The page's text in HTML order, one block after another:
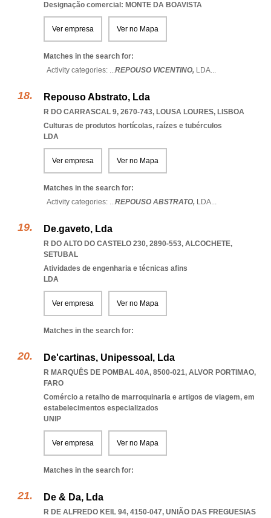
Designação comercial: MONTE DA BOAVISTA
Ver empresa Ver no Mapa
Matches in the search for:
Activity categories: ...REPOUSO VICENTINO, LDA...
Repouso Abstrato, Lda
R DO CARRASCAL 9, 2670-743, LOUSA LOURES, LISBOA
Culturas de produtos hortícolas, raízes e tubérculos
LDA
Ver empresa Ver no Mapa
Matches in the search for:
Activity categories: ...REPOUSO ABSTRATO, LDA...
De.gaveto, Lda
R DO ALTO DO CASTELO 230, 2890-553, ALCOCHETE,
SETUBAL
Atividades de engenharia e técnicas afins
LDA
Ver empresa Ver no Mapa
Matches in the search for:
De'cartinas, Unipessoal, Lda
R MARQUÊS DE POMBAL 40A, 8500-021, ALVOR PORTIMAO,
FARO
Comércio a retalho de marroquinaria e artigos de viagem, em
estabelecimentos especializados
UNIP
Ver empresa Ver no Mapa
Matches in the search for:
De & Da, Lda
R DE ALFREDO KEIL 94, 4150-047, UNIÃO DAS FREGUESIAS